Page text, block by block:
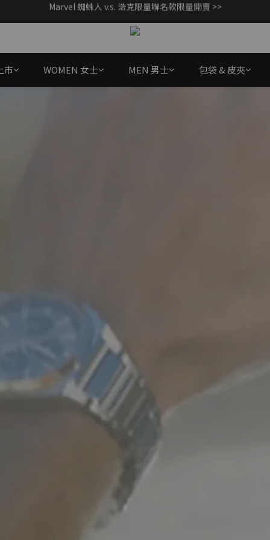
父親節獻禮｜加入/登入會員，新品享88折 >>
CashBack 返多多筆筆享現金回饋 10% 【先點我賺回饋 >>】
父親節獻禮｜加入/登入會員，新品享88折 >>
市 WOMEN 女士 MEN 男士 包袋 & 皮夾